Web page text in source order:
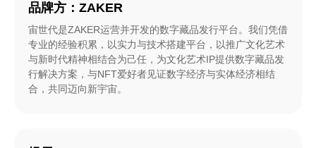
品牌方： ZAKER
宙世代是ZAKER运营并开发的数字藏品发行平台。我们凭借
专业的经验积累，以实力与技术搭建平台，以推广文化艺术
与新时代精神相结合为己任，为文化艺术IP提供数字藏品发
行解决方案，与NFT爱好者见证数字经济与实体经济相结
合，共同迈向新宇宙。